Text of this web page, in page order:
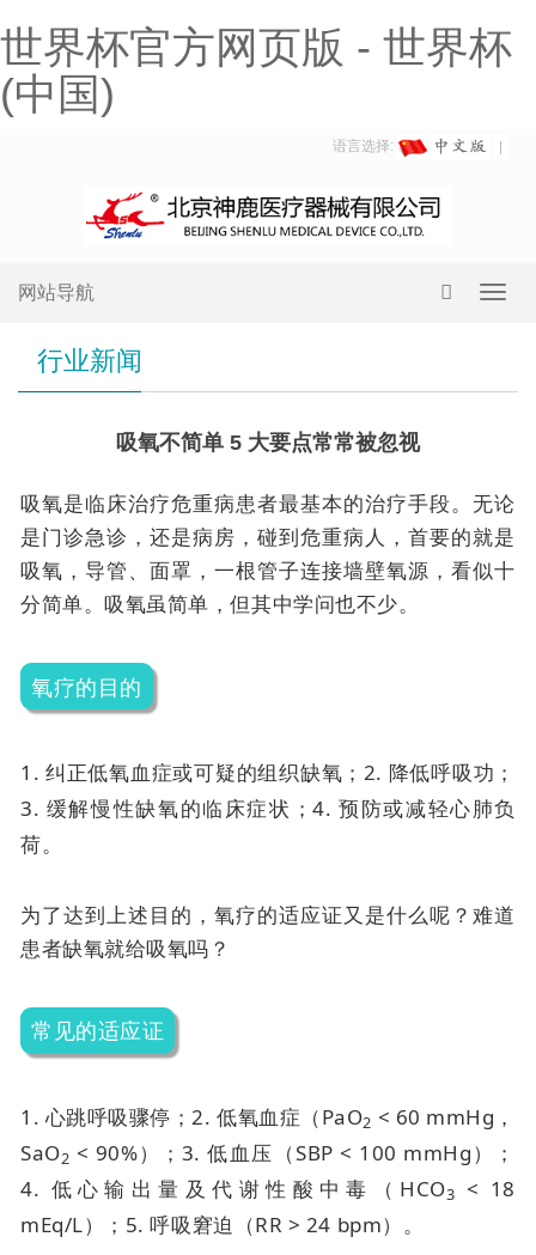
世界杯官方网页版 - 世界杯
(中国)
语言选择:
网站导航
行业新闻
吸氧不简单 5 大要点常常被忽视
吸氧是临床治疗危重病患者最基本的治疗手段。无论
是门诊急诊，还是病房，碰到危重病人，首要的就是
吸氧，导管、面罩，一根管子连接墙壁氧源，看似十
分简单。吸氧虽简单，但其中学问也不少。
氧疗的目的
1. 纠正低氧血症或可疑的组织缺氧； 2. 降低呼吸功；
3. 缓解慢性缺氧的临床症状；4. 预防或减轻心肺负
荷。
为了达到上述目的，氧疗的适应证又是什么呢？难道
患者缺氧就给吸氧吗？
常见的适应证
1. 心跳呼吸骤停；2. 低氧血症（PaO2 < 60 mmHg，
SaO2 < 90%）； 3. 低血压（SBP < 100 mmHg）；
4. 低心输出量及代谢性酸中毒（HCO3
< 18
mEq/L）； 5. 呼吸窘迫（RR > 24 bpm）。